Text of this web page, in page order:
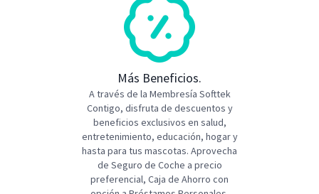
Más Beneficios.
A través de la Membresía Softtek
Contigo, disfruta de descuentos y
beneficios exclusivos en salud,
entretenimiento, educación, hogar y
hasta para tus mascotas. Aprovecha
de Seguro de Coche a precio
preferencial, Caja de Ahorro con